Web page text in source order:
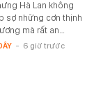
Hà Lan không
sợ những cơn thịnh
mà rất an…
- 6 giờ trước